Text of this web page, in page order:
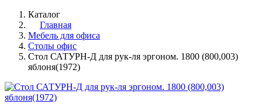
Каталог
Главная
Мебель для офиса
Столы офис
Стол САТУРН-Д для рук-ля эргоном. 1800 (800,003)
яблоня(1972)